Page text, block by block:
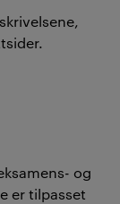
og
er tilpasset